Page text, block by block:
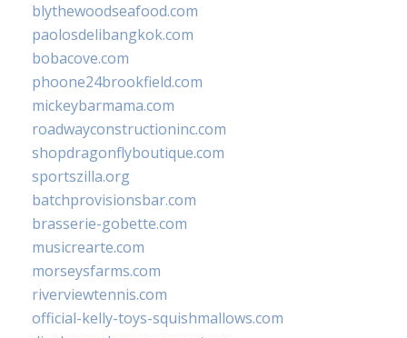
blythewoodseafood.com
paolosdelibangkok.com
bobacove.com
phoone24brookfield.com
mickeybarmama.com
roadwayconstructioninc.com
shopdragonflyboutique.com
sportszilla.org
batchprovisionsbar.com
brasserie-gobette.com
musicrearte.com
morseysfarms.com
riverviewtennis.com
official-kelly-toys-squishmallows.com